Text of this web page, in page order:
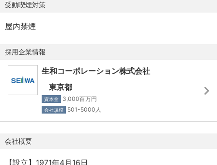
受動喫煙対策
屋内禁煙
採用企業情報
生和コーポレーション株式会社
東京都
資本金 3,000百万円
会社規模 501-5000人
会社概要
【設立】1971年4月16日